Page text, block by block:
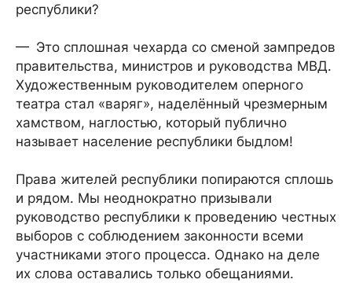
республики?
— Это сплошная чехарда со сменой зампредов
правительства, министров и руководства МВД.
Художественным руководителем оперного
театра стал «варяг», наделённый чрезмерным
хамством, наглостью, который публично
называет население республики быдлом!
Права жителей республики попираются сплошь
и рядом. Мы неоднократно призывали
руководство республики к проведению честных
выборов с соблюдением законности всеми
участниками этого процесса. Однако на деле
их слова оставались только обещаниями.